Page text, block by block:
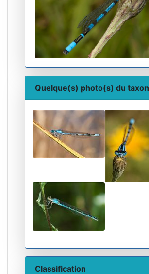
Quelque(s) photo(s) du taxon
Classification